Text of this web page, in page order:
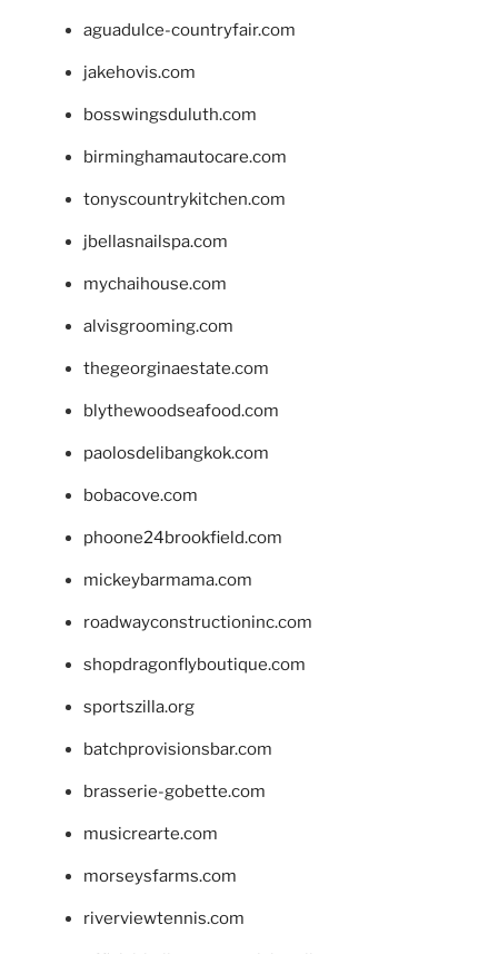
aguadulce-countryfair.com
jakehovis.com
bosswingsduluth.com
birminghamautocare.com
tonyscountrykitchen.com
jbellasnailspa.com
mychaihouse.com
alvisgrooming.com
thegeorginaestate.com
blythewoodseafood.com
paolosdelibangkok.com
bobacove.com
phoone24brookfield.com
mickeybarmama.com
roadwayconstructioninc.com
shopdragonflyboutique.com
sportszilla.org
batchprovisionsbar.com
brasserie-gobette.com
musicrearte.com
morseysfarms.com
riverviewtennis.com